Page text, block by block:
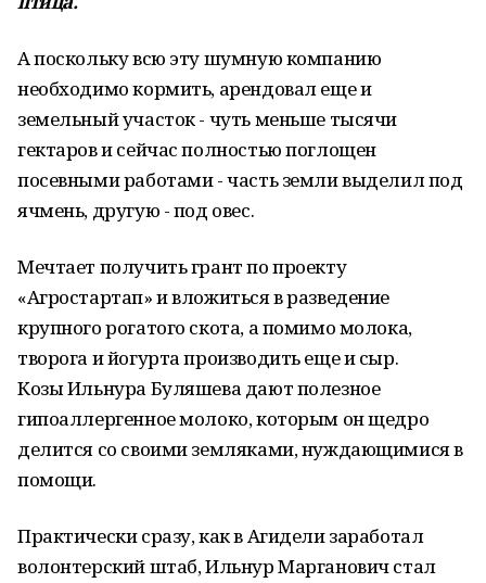
А поскольку всю эту шумную компанию
необходимо кормить, арендовал еще и
земельный участок - чуть меньше тысячи
гектаров и сейчас полностью поглощен
посевными работами - часть земли выделил под
ячмень, другую - под овес.
Мечтает получить грант по проекту
«Агростартап» и вложиться в разведение
крупного рогатого скота, а помимо молока,
творога и йогурта производить еще и сыр.
Козы Ильнура Буляшева дают полезное
гипоаллергенное молоко, которым он щедро
делится со своими земляками, нуждающимися в
помощи.
Практически сразу, как в Агидели заработал
волонтерский штаб, Ильнур Марганович стал